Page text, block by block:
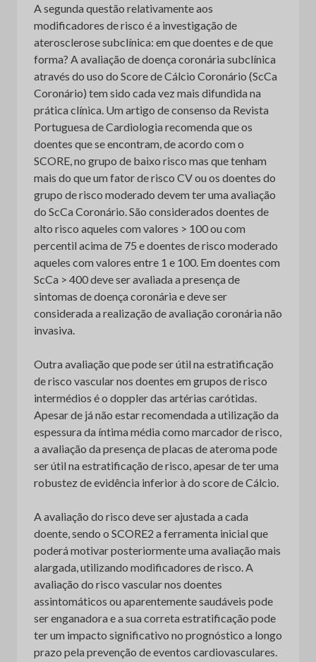
A segunda questão relativamente aos
modificadores de risco é a investigação de
aterosclerose subclínica: em que doentes e de que
forma? A avaliação de doença coronária subclínica
através do uso do Score de Cálcio Coronário (ScCa
Coronário) tem sido cada vez mais difundida na
prática clínica. Um artigo de consenso da Revista
Portuguesa de Cardiologia recomenda que os
doentes que se encontram, de acordo com o
SCORE, no grupo de baixo risco mas que tenham
mais do que um fator de risco CV ou os doentes do
grupo de risco moderado devem ter uma avaliação
do ScCa Coronário. São considerados doentes de
alto risco aqueles com valores > 100 ou com
percentil acima de 75 e doentes de risco moderado
aqueles com valores entre 1 e 100. Em doentes com
ScCa > 400 deve ser avaliada a presença de
sintomas de doença coronária e deve ser
considerada a realização de avaliação coronária não
invasiva.
Outra avaliação que pode ser útil na estratificação
de risco vascular nos doentes em grupos de risco
intermédios é o doppler das artérias carótidas.
Apesar de já não estar recomendada a utilização da
espessura da íntima média como marcador de risco,
a avaliação da presença de placas de ateroma pode
ser útil na estratificação de risco, apesar de ter uma
robustez de evidência inferior à do score de Cálcio.
A avaliação do risco deve ser ajustada a cada
doente, sendo o SCORE2 a ferramenta inicial que
poderá motivar posteriormente uma avaliação mais
alargada, utilizando modificadores de risco. A
avaliação do risco vascular nos doentes
assintomáticos ou aparentemente saudáveis pode
ser enganadora e a sua correta estratificação pode
ter um impacto significativo no prognóstico a longo
prazo pela prevenção de eventos cardiovasculares.